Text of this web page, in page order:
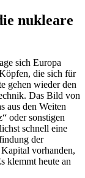
nukleare
sich Europa
die sich für
gehen wieder den
Das Bild von
aus den Weiten
oder sonstigen
schnell eine
der
vorhanden,
klemmt heute an